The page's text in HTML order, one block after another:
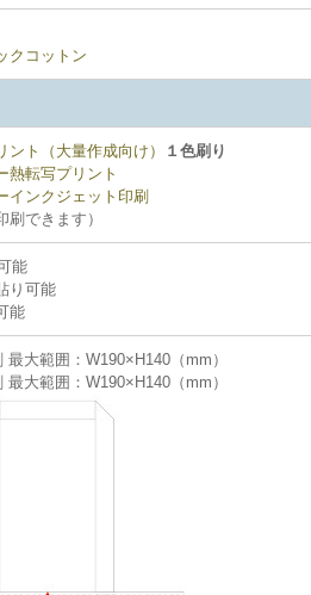
クコットン
ント（大量作成向け）
１色刷り
熱転写プリント
インクジェット印刷
できます）
能
り可能
能
大範囲：W190×H140（mm）
大範囲：W190×H140（mm）